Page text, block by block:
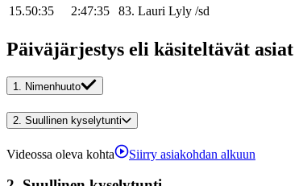
15.50:35
2:47:35 83. Lauri Lyly /sd
Päiväjärjestys eli käsiteltävät asiat
1. Nimenhuuto
2. Suullinen kyselytunti
Videossa oleva kohta Siirry asiakohdan alkuun